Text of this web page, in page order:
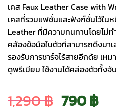
เคส Faux Leather Case with
เคสที่รวมแฟชั่นและฟังก์ชั่นไว้ใน
Leather ที่มีความทนทานโดยไม่
คล้องข้อมือในตัวที่สามารถดึงมา
รองรับการชาร์จไร้สายอีกด้ย เห
ดูพรีเมียม ใช้งานได้คล่องตัวทั้งจั
1,290฿ Original
790฿